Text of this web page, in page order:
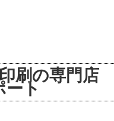
刷の専門店
ート